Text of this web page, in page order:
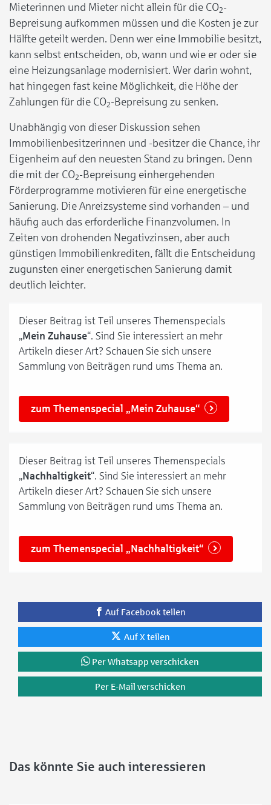
Mieterinnen und Mieter nicht allein für die CO2-
Bepreisung aufkommen müssen und die Kosten je zur
Hälfte geteilt werden. Denn wer eine Immobilie besitzt,
kann selbst entscheiden, ob, wann und wie er oder sie
eine Heizungsanlage modernisiert. Wer darin wohnt,
hat hingegen fast keine Möglichkeit, die Höhe der
Zahlungen für die CO2-Bepreisung zu senken.
Unabhängig von dieser Diskussion sehen
Immobilienbesitzerinnen und -besitzer die Chance, ihr
Eigenheim auf den neuesten Stand zu bringen. Denn
die mit der CO2-Bepreisung einhergehenden
Förderprogramme motivieren für eine energetische
Sanierung. Die Anreizsysteme sind vorhanden – und
häufig auch das erforderliche Finanzvolumen. In
Zeiten von drohenden Negativzinsen, aber auch
günstigen Immobilienkrediten, fällt die Entscheidung
zugunsten einer energetischen Sanierung damit
deutlich leichter.
Dieser Beitrag ist Teil unseres Themenspecials
„Mein Zuhause“. Sind Sie interessiert an mehr
Artikeln dieser Art? Schauen Sie sich unsere
Sammlung von Beiträgen rund ums Thema an.
zum Themenspecial „Mein Zuhause“
Dieser Beitrag ist Teil unseres Themenspecials
„Nachhaltigkeit“. Sind Sie interessiert an mehr
Artikeln dieser Art? Schauen Sie sich unsere
Sammlung von Beiträgen rund ums Thema an.
zum Themenspecial „Nachhaltigkeit“
Auf Facebook teilen
Auf X teilen
Per Whatsapp verschicken
Per E-Mail verschicken
Das könnte Sie auch interessieren